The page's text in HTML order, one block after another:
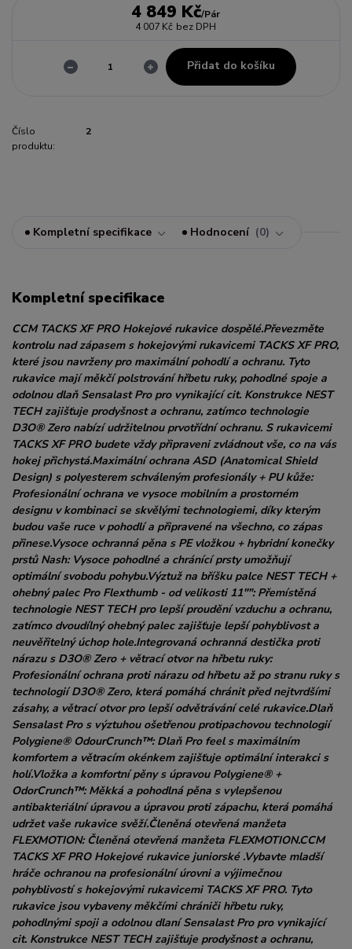
4 849 Kč/Pár
4 007 Kč bez DPH
Přidat do košíku
Číslo
produktu:
2
Kompletní specifikace Hodnocení 0
Kompletní specifikace
CCM TACKS XF PRO Hokejové rukavice dospělé.Převezměte
kontrolu nad zápasem s hokejovými rukavicemi TACKS XF PRO,
které jsou navrženy pro maximální pohodlí a ochranu. Tyto
rukavice mají měkčí polstrování hřbetu ruky, pohodlné spoje a
odolnou dlaň Sensalast Pro pro vynikající cit. Konstrukce NEST
TECH zajišťuje prodyšnost a ochranu, zatímco technologie
D3O® Zero nabízí udržitelnou prvotřídní ochranu. S rukavicemi
TACKS XF PRO budete vždy připraveni zvládnout vše, co na vás
hokej přichystá.Maximální ochrana ASD (Anatomical Shield
Design) s polyesterem schváleným profesionály + PU kůže:
Profesionální ochrana ve vysoce mobilním a prostorném
designu v kombinaci se skvělými technologiemi, díky kterým
budou vaše ruce v pohodlí a připravené na všechno, co zápas
přinese.Vysoce ochranná pěna s PE vložkou + hybridní konečky
prstů Nash: Vysoce pohodlné a chránící prsty umožňují
optimální svobodu pohybu.Výztuž na bříšku palce NEST TECH +
ohebný palec Pro Flexthumb - od velikosti 11"": Přemístěná
technologie NEST TECH pro lepší proudění vzduchu a ochranu,
zatímco dvoudílný ohebný palec zajišťuje lepší pohyblivost a
neuvěřitelný úchop hole.Integrovaná ochranná destička proti
nárazu s D3O® Zero + větrací otvor na hřbetu ruky:
Profesionální ochrana proti nárazu od hřbetu až po stranu ruky s
technologií D3O® Zero, která pomáhá chránit před nejtvrdšími
zásahy, a větrací otvor pro lepší odvětrávání celé rukavice.Dlaň
Sensalast Pro s výztuhou ošetřenou protipachovou technologií
Polygiene® OdourCrunch™: Dlaň Pro feel s maximálním
komfortem a větracím okénkem zajišťuje optimální interakci s
holí.Vložka a komfortní pěny s úpravou Polygiene® +
OdorCrunch™: Měkká a pohodlná pěna s vylepšenou
antibakteriální úpravou a úpravou proti zápachu, která pomáhá
udržet vaše rukavice svěží.Členěná otevřená manžeta
FLEXMOTION: Členěná otevřená manžeta FLEXMOTION.CCM
TACKS XF PRO Hokejové rukavice juniorské .Vybavte mladší
hráče ochranou na profesionální úrovni a výjimečnou
pohyblivostí s hokejovými rukavicemi TACKS XF PRO. Tyto
rukavice jsou vybaveny měkčími chrániči hřbetu ruky,
pohodlnými spoji a odolnou dlaní Sensalast Pro pro vynikající
cit. Konstrukce NEST TECH zajišťuje prodyšnost a ochranu,